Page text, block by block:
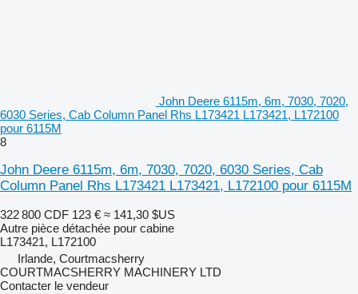
John Deere 6115m, 6m, 7030, 7020,
6030 Series, Cab Column Panel Rhs L173421 L173421, L172100
pour 6115M
8
John Deere 6115m, 6m, 7030, 7020, 6030 Series, Cab
Column Panel Rhs L173421 L173421, L172100 pour 6115M
322 800 CDF 123 € ≈ 141,30 $US
Autre pièce détachée pour cabine
L173421, L172100
Irlande, Courtmacsherry
COURTMACSHERRY MACHINERY LTD
Contacter le vendeur